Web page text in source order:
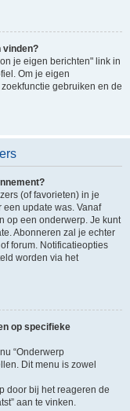
vinden?
je eigen berichten" link in
Om je eigen
gebruiken en de
(of favorieten) in je
een update was. Vanaf
op een onderwerp. Je kunt
Abonneren zal je echter
forum. Notificatieopties
worden via het
op specifieke
“Onderwerp
Dit menu is zowel
door bij het reageren de
aan te vinken.